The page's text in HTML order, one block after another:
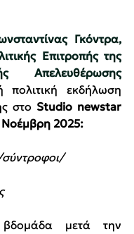
Γκόντρα,
Επιτροπής της
Απελευθέρωσης
πολιτική εκδήλωση
στο Studio newstar
Νοέμβρη 2025:
μετά την